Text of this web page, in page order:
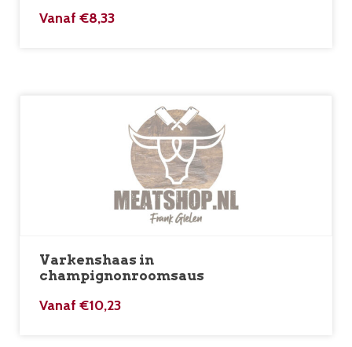
Vanaf €8,33
Varkenshaas in
champignonroomsaus
Vanaf €10,23